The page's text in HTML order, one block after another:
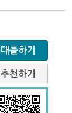
대출하기
추천하기